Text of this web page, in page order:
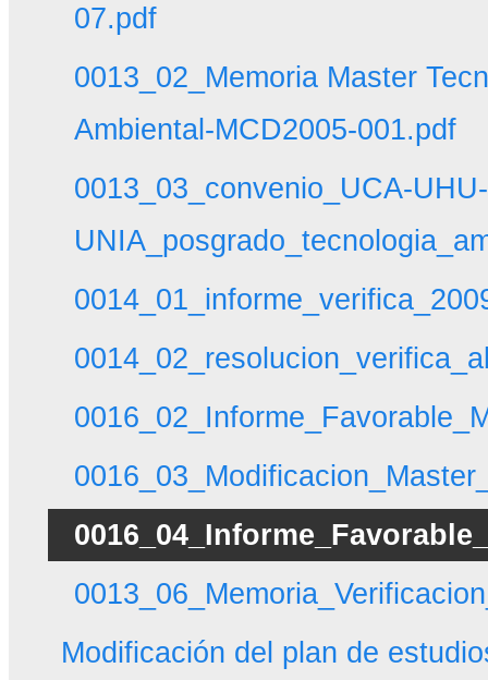
07.pdf
0013_02_Memoria Master
Ambiental-MCD2005-001.pdf
0013_03_convenio_UCA-UHU-
Modificación del plan de